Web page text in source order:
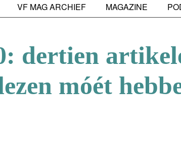
VF MAG ARCHIEF MAGAZINE
dertien
móét